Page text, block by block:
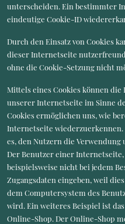
unterscheiden. Ein bestimmter
eindeutige Cookie-ID
Durch den Einsatz von Cookies
dieser Internetseite
ohne die Cookie-Setzung nicht
Mittels eines Cookies können
unserer Internetseite im Sinne
Cookies ermöglichen uns, wie
Internetseite
es, den Nutzern die
Der Benutzer einer
beispielsweise nicht bei jedem
Zugangsdaten eingeben, weil
dem Computersystem des
wird. Ein weiteres Beispiel ist
Online-Shop. Der Online-Shop